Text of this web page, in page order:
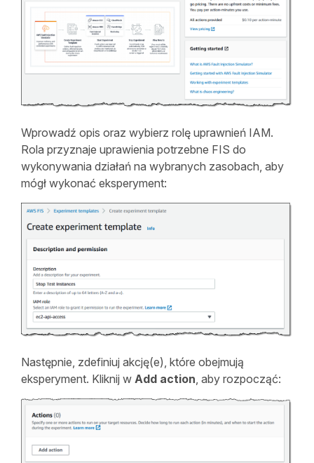
Wprowadź opis oraz wybierz rolę uprawnień IAM.
Rola przyznaje uprawienia potrzebne FIS do
wykonywania działań na wybranych zasobach, aby
mógł wykonać eksperyment:
Następnie, zdefiniuj akcję(e), które obejmują
eksperyment. Kliknij w Add action, aby rozpocząć: